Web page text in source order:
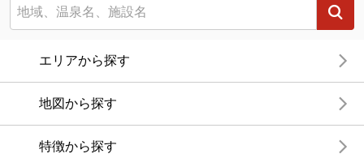
エリアから探す
地図から探す
特徴から探す